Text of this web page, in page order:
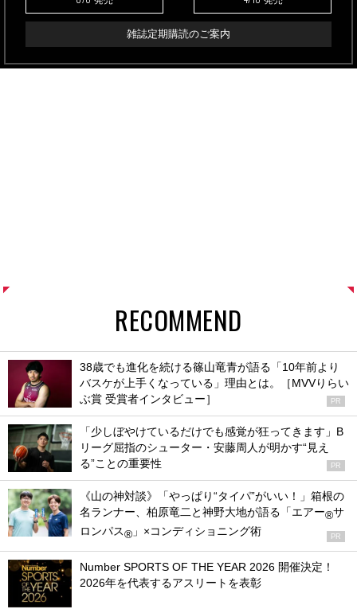
雑誌定期購読のご案内
RECOMMEND
38歳でも進化を続ける篠山竜青が語る「10年前より
バスケが上手くなっている」理由とは。［MVVりらい
ぶ賞 受賞者インタビュー］
PR
「少しぼやけているだけでも感覚が狂ってきます」B
リーグ屈指のシューター・安藤周人が明かす“見え
る”ことの重要性
PR
《山の神対談》「やっぱり“タイパ”がいい！」箱根の
名ランナー、柏原竜二と神野大地が語る「エアー®サ
ロンパス® 」×コンディショニング術 PR
Number SPORTS OF THE YEAR 2026 開催決定！
2026年を代表するアスリートを表彰